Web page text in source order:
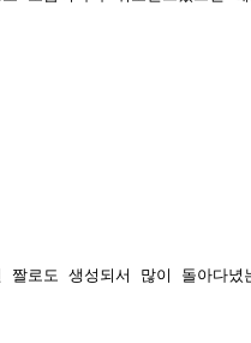
짤로도 생성되서 많이 돌아다